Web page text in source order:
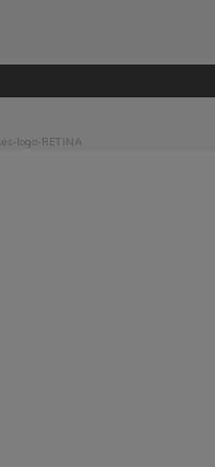
logo-RETINA